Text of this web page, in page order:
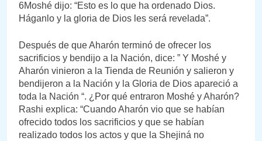
6Moshé dijo: “Esto es lo que ha ordenado Dios.
Háganlo y la gloria de Dios les será revelada”.
Después de que Aharón terminó de ofrecer los
sacrificios y bendijo a la Nación, dice: ” Y Moshé y
Aharón vinieron a la Tienda de Reunión y salieron y
bendijeron a la Nación y la Gloria de Dios apareció a
toda la Nación “. ¿Por qué entraron Moshé y Aharón?
Rashi explica: “Cuando Aharón vio que se habían
ofrecido todos los sacrificios y que se habían
realizado todos los actos y que la Shejiná no